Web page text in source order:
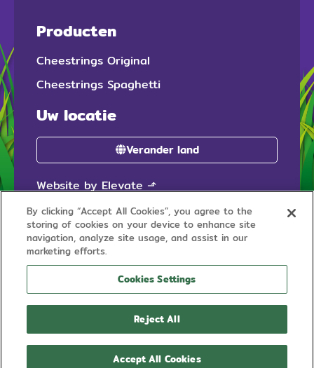
Producten
Cheestrings Original
Cheestrings Spaghetti
Uw locatie
Verander land
Website by Elevate ⬏
© 2026 Cheestrings is een geregistreerd handelsmerk van
Dairy Consumer Foods
This site is registered onwpml.orgas a development site.
By clicking “Accept All Cookies”, you agree to the
storing of cookies on your device to enhance site
navigation, analyze site usage, and assist in our
marketing efforts.
Cookies Settings
Reject All
Accept All Cookies